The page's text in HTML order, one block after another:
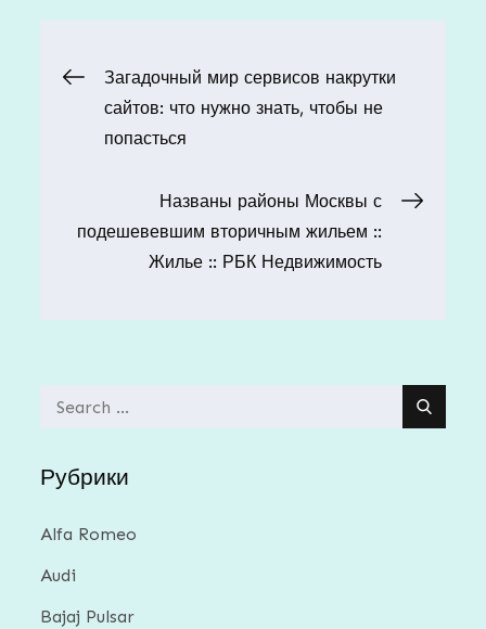
Навигация
по
записям
Загадочный мир сервисов накрутки
сайтов: что нужно знать, чтобы не
попасться
Названы районы Москвы с
подешевевшим вторичным жильем ::
Жилье :: РБК Недвижимость
Search
Рубрики
Alfa Romeo
Audi
Bajaj Pulsar